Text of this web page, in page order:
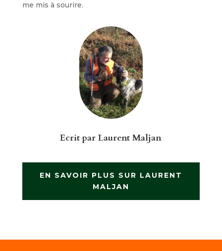
me mis à sourire.
Ecrit parLaurent Maljan
EN SAVOIR PLUS SUR LAURENT
MALJAN